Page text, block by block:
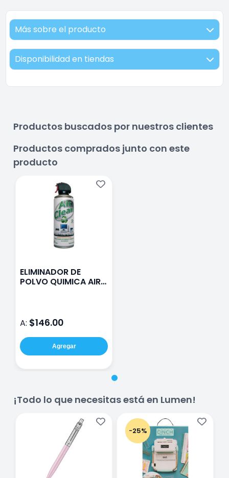
Más sobre el producto
Disponibilidad en tiendas
Productos buscados por nuestros clientes
Productos comprados junto con este
producto
ELIMINADOR DE
POLVO QUIMICA AIR
A: $146.00
Agregar
¡Todo lo que necesitas está en Lumen!
-25%